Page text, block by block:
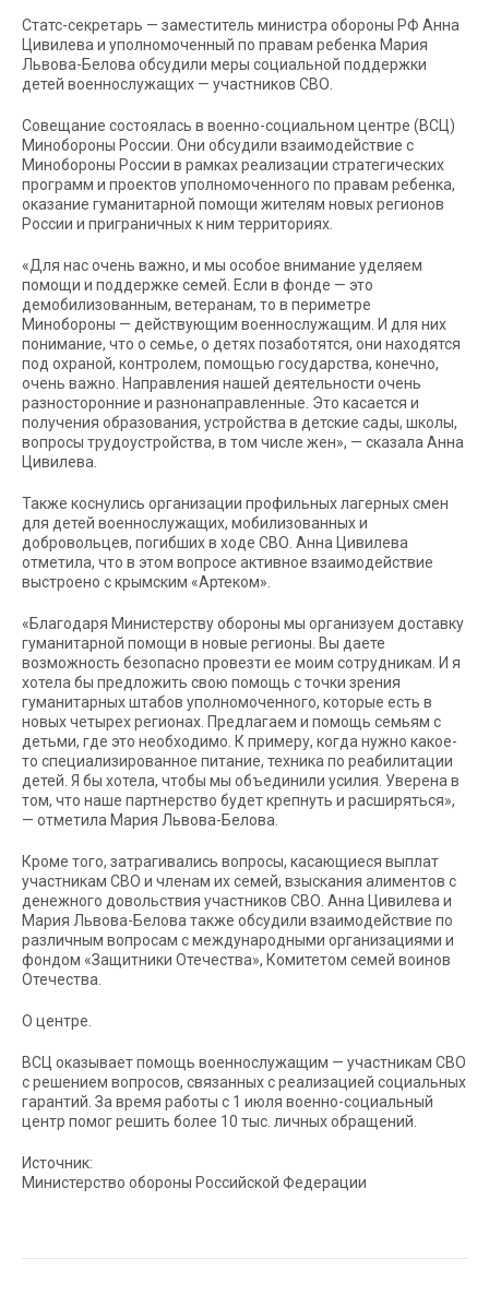
Статс-секретарь — заместитель министра обороны РФ Анна
Цивилева и уполномоченный по правам ребенка Мария
Львова-Белова обсудили меры социальной поддержки
детей военнослужащих — участников СВО.
Совещание состоялась в военно-социальном центре (ВСЦ)
Минобороны России. Они обсудили взаимодействие с
Минобороны России в рамках реализации стратегических
программ и проектов уполномоченного по правам ребенка,
оказание гуманитарной помощи жителям новых регионов
России и приграничных к ним территориях.
«Для нас очень важно, и мы особое внимание уделяем
помощи и поддержке семей. Если в фонде — это
демобилизованным, ветеранам, то в периметре
Минобороны — действующим военнослужащим. И для них
понимание, что о семье, о детях позаботятся, они находятся
под охраной, контролем, помощью государства, конечно,
очень важно. Направления нашей деятельности очень
разносторонние и разнонаправленные. Это касается и
получения образования, устройства в детские сады, школы,
вопросы трудоустройства, в том числе жен», — сказала Анна
Цивилева.
Также коснулись организации профильных лагерных смен
для детей военнослужащих, мобилизованных и
добровольцев, погибших в ходе СВО. Анна Цивилева
отметила, что в этом вопросе активное взаимодействие
выстроено с крымским «Артеком».
«Благодаря Министерству обороны мы организуем доставку
гуманитарной помощи в новые регионы. Вы даете
возможность безопасно провезти ее моим сотрудникам. И я
хотела бы предложить свою помощь с точки зрения
гуманитарных штабов уполномоченного, которые есть в
новых четырех регионах. Предлагаем и помощь семьям с
детьми, где это необходимо. К примеру, когда нужно какое-
то специализированное питание, техника по реабилитации
детей. Я бы хотела, чтобы мы объединили усилия. Уверена в
том, что наше партнерство будет крепнуть и расширяться»,
— отметила Мария Львова-Белова.
Кроме того, затрагивались вопросы, касающиеся выплат
участникам СВО и членам их семей, взыскания алиментов с
денежного довольствия участников СВО. Анна Цивилева и
Мария Львова-Белова также обсудили взаимодействие по
различным вопросам с международными организациями и
фондом «Защитники Отечества», Комитетом семей воинов
Отечества.
О центре.
ВСЦ оказывает помощь военнослужащим — участникам СВО
с решением вопросов, связанных с реализацией социальных
гарантий. За время работы с 1 июля военно-социальный
центр помог решить более 10 тыс. личных обращений.
Источник:
Министерство обороны Российской Федерации